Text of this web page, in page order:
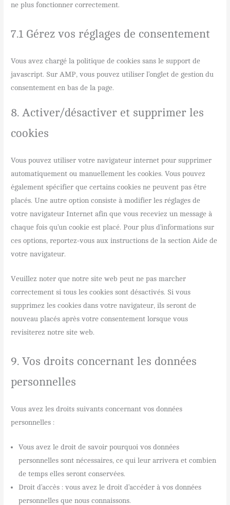
ne plus fonctionner correctement.
7.1 Gérez vos réglages de consentement
Vous avez chargé la politique de cookies sans le support de
javascript. Sur AMP, vous pouvez utiliser l’onglet de gestion du
consentement en bas de la page.
8. Activer/désactiver et supprimer les
cookies
Vous pouvez utiliser votre navigateur internet pour supprimer
automatiquement ou manuellement les cookies. Vous pouvez
également spécifier que certains cookies ne peuvent pas être
placés. Une autre option consiste à modifier les réglages de
votre navigateur Internet afin que vous receviez un message à
chaque fois qu’un cookie est placé. Pour plus d’informations sur
ces options, reportez-vous aux instructions de la section Aide de
votre navigateur.
Veuillez noter que notre site web peut ne pas marcher
correctement si tous les cookies sont désactivés. Si vous
supprimez les cookies dans votre navigateur, ils seront de
nouveau placés après votre consentement lorsque vous
revisiterez notre site web.
9. Vos droits concernant les données
personnelles
Vous avez les droits suivants concernant vos données
personnelles :
Vous avez le droit de savoir pourquoi vos données
personnelles sont nécessaires, ce qui leur arrivera et combien
de temps elles seront conservées.
Droit d’accès : vous avez le droit d’accéder à vos données
personnelles que nous connaissons.